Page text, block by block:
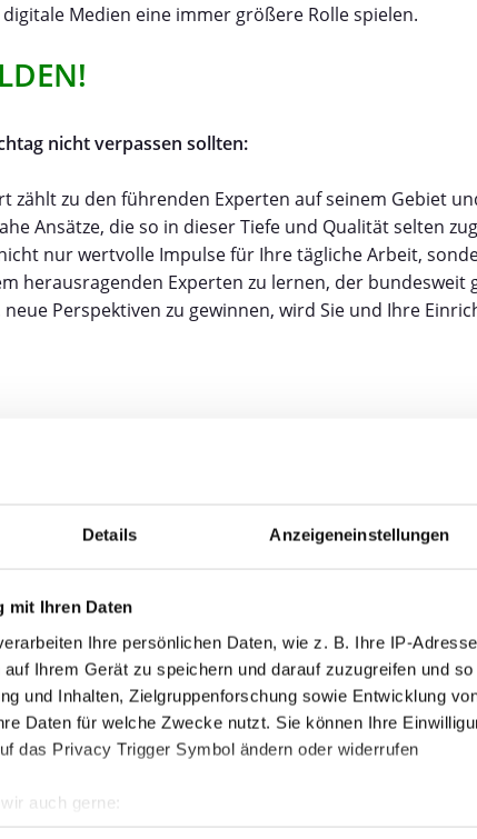
Details Anzeigeneinstellungen
mit Ihren Daten
Ihre persönlichen Daten, wie z. B. Ihre IP-
Ihrem Gerät zu speichern und darauf zuzugreifen und
und Inhalten, Zielgruppenforschung sowie Entwicklung
Daten für welche Zwecke nutzt. Sie können Ihre
das Privacy Trigger Symbol ändern oder widerrufen
auch gerne:
Lage erfassen, welche bis auf einige Meter
Medien eine immer größere Rolle spielen.
nicht verpassen sollten:
zählt zu den führenden Experten auf seinem Gebiet
Ansätze, die so in dieser Tiefe und Qualität selten
nur wertvolle Impulse für Ihre tägliche Arbeit,
herausragenden Experten zu lernen, der bundesweit
Perspektiven zu gewinnen, wird Sie und Ihre
trägt zur Sicherstellung der hohen Qualität dieser
109 Euro - ein Preis, der angesichts des
zukunftsweisenden Ansätzen sehr gut angelegt ist.
20.10.2024 anmelden, profitieren Sie von einem 25 %
zahlen nur 81,75 Euro.
Strukturen zu hinterfragen und neue,